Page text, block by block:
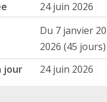
24 juin 2026
Du 7 janvier
2026 (45 jours)
jour 24 juin 2026